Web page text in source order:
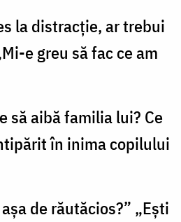
la distracţie, ar trebui
e greu să fac ce am
să aibă familia lui? Ce
în inima copilului
de răutăcios?” „Eşti